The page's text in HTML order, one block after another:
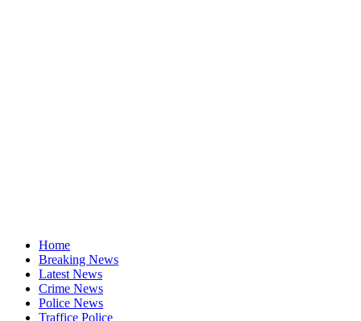
Home
Breaking News
Latest News
Crime News
Police News
Traffice Police